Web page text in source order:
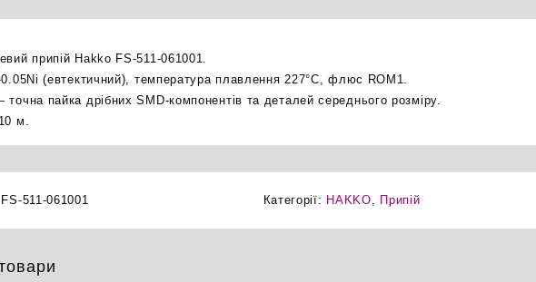
припій Hakko FS-511-061001.
(евтектичний), температура плавлення 227°C, флюс ROM1.
пайка дрібних SMD-компонентів та деталей середнього розміру.
м.
FS-511-061001 Категорії: HAKKO, Припій